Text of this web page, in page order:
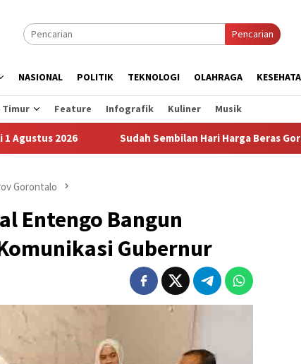
Pencarian
NASIONAL POLITIK TEKNOLOGI OLAHRAGA
Timur Feature Infografik Kuliner Musik
Sudah Sembilan Hari Harga Beras Gorontalo
Gorontalo
Entengo Bangun
Gubernur